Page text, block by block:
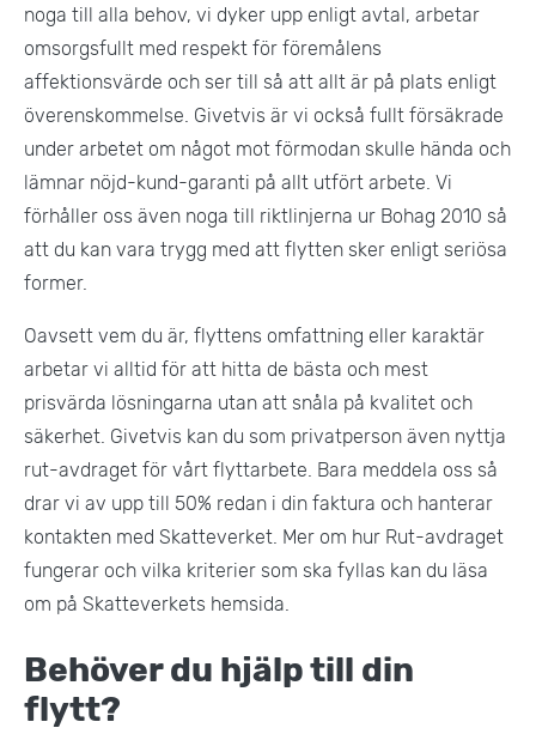
noga till alla behov, vi dyker upp enligt avtal, arbetar
omsorgsfullt med respekt för föremålens
affektionsvärde och ser till så att allt är på plats enligt
överenskommelse. Givetvis är vi också fullt försäkrade
under arbetet om något mot förmodan skulle hända och
lämnar nöjd-kund-garanti på allt utfört arbete. Vi
förhåller oss även noga till riktlinjerna ur Bohag 2010 så
att du kan vara trygg med att flytten sker enligt seriösa
former.
Oavsett vem du är, flyttens omfattning eller karaktär
arbetar vi alltid för att hitta de bästa och mest
prisvärda lösningarna utan att snåla på kvalitet och
säkerhet. Givetvis kan du som privatperson även nyttja
rut-avdraget för vårt flyttarbete. Bara meddela oss så
drar vi av upp till 50% redan i din faktura och hanterar
kontakten med Skatteverket. Mer om hur Rut-avdraget
fungerar och vilka kriterier som ska fyllas kan du läsa
om på Skatteverkets hemsida.
Behöver du hjälp till din
flytt?